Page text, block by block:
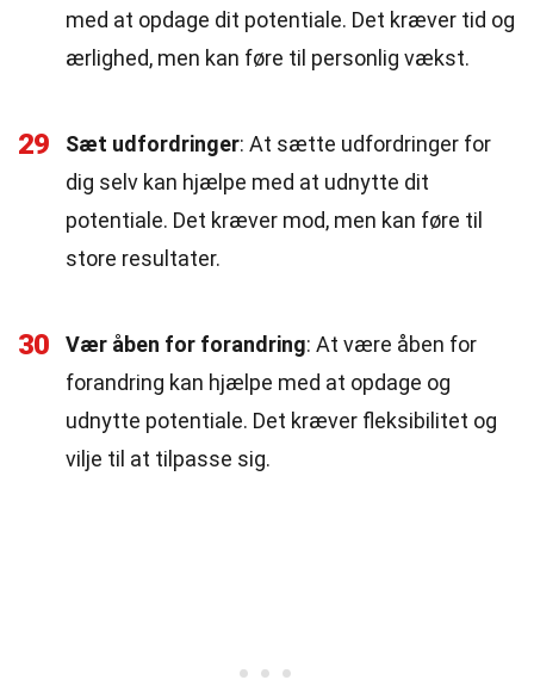
med at opdage dit potentiale. Det kræver tid og
ærlighed, men kan føre til personlig vækst.
29 Sæt udfordringer: At sætte udfordringer for
dig selv kan hjælpe med at udnytte dit
potentiale. Det kræver mod, men kan føre til
store resultater.
30 Vær åben for forandring: At være åben for
forandring kan hjælpe med at opdage og
udnytte potentiale. Det kræver fleksibilitet og
vilje til at tilpasse sig.